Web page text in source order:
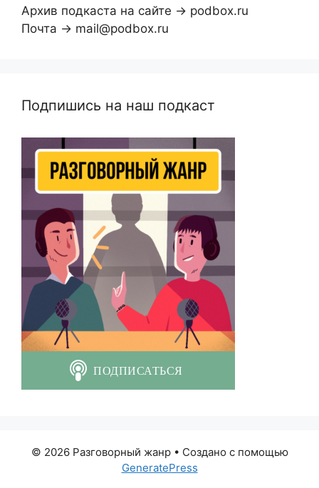
Архив подкаста на сайте → podbox.ru
Почта → mail@podbox.ru
Подпишись на наш подкаст
© 2026 Разговорный жанр• Создано с помощью
GeneratePress